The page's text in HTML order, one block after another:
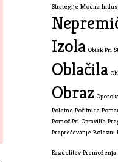
Strategije Modna
Izola Obisk Pri
Oblačila
Obraz
Poletne Počitnice
Pomoč Pri Opravilih
Preprečevanje Bolezni
Razdelitev Premoženja